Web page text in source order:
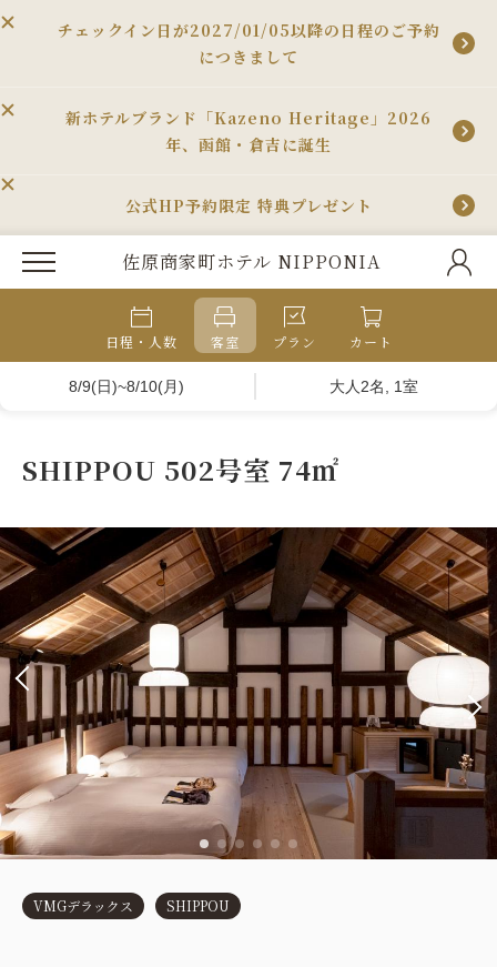
チェックイン日が2027/01/05以降の日程のご予約
につきまして
新ホテルブランド「Kazeno Heritage」2026
年、函館・倉吉に誕生
公式HP予約限定 特典プレゼント
佐原商家町ホテル NIPPONIA
日程・人数 客室 プラン カート
8/9(日)~8/10(月) 大人2名, 1室
SHIPPOU 502号室 74㎡
VMGデラックス SHIPPOU